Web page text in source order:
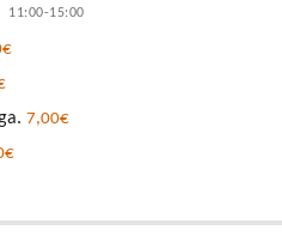
11:00-15:00
7,00€